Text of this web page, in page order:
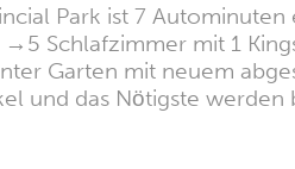
Park ist 7
→5 Schlafzimmer mit 1
Garten mit neuem
und das Nötigste